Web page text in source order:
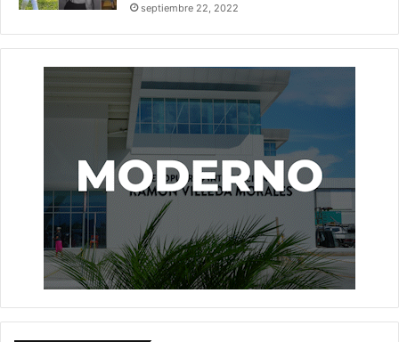
septiembre 22, 2022